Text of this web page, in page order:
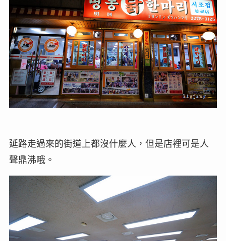
延路走過來的街道上都沒什麼人，但是店裡可是人
聲鼎沸哦。